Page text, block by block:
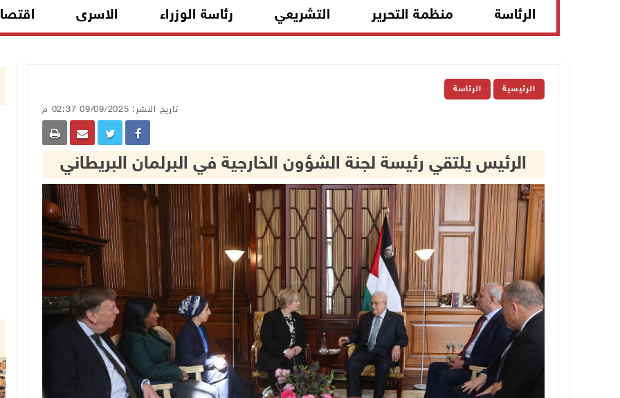
الرئاسة منظمة التحرير التشريعي رئاسة الوزراء الاسرى
الرئيسية الرئاسة
تاريخ النشر: 09/09/2025 02:37 م
الرئيس يلتقي رئيسة لجنة الشؤون الخارجية في البرلمان البريطاني